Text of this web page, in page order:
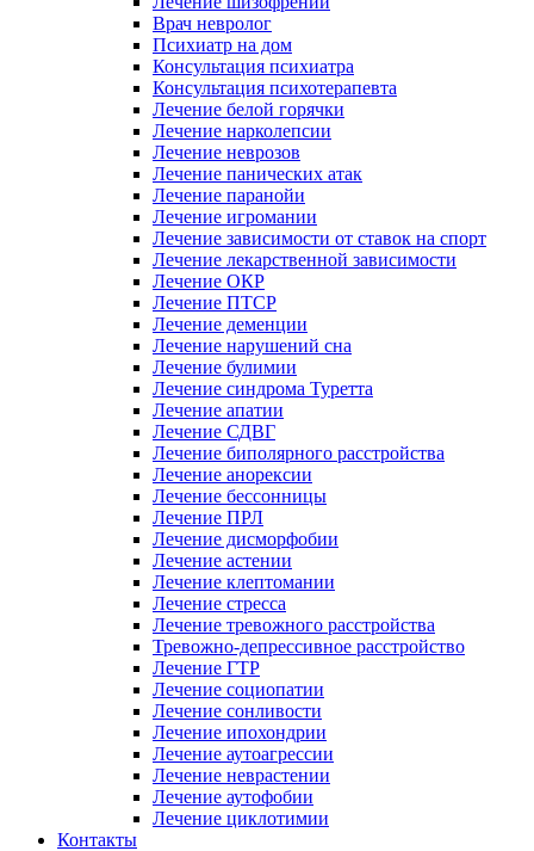
Врач невролог
Психиатр на дом
Консультация психиатра
Консультация психотерапевта
Лечение белой горячки
Лечение нарколепсии
Лечение неврозов
Лечение панических атак
Лечение паранойи
Лечение игромании
Лечение зависимости от ставок на спорт
Лечение лекарственной зависимости
Лечение ОКР
Лечение ПТСР
Лечение деменции
Лечение нарушений сна
Лечение булимии
Лечение синдрома Туретта
Лечение апатии
Лечение СДВГ
Лечение биполярного расстройства
Лечение анорексии
Лечение бессонницы
Лечение ПРЛ
Лечение дисморфобии
Лечение астении
Лечение клептомании
Лечение стресса
Лечение тревожного расстройства
Тревожно-депрессивное расстройство
Лечение ГТР
Лечение социопатии
Лечение сонливости
Лечение ипохондрии
Лечение аутоагрессии
Лечение неврастении
Лечение аутофобии
Лечение циклотимии
Контакты